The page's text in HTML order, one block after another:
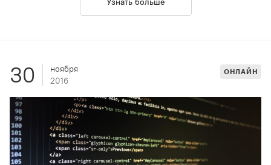
Узнать больше
30
ноября
2016
ОНЛАЙН